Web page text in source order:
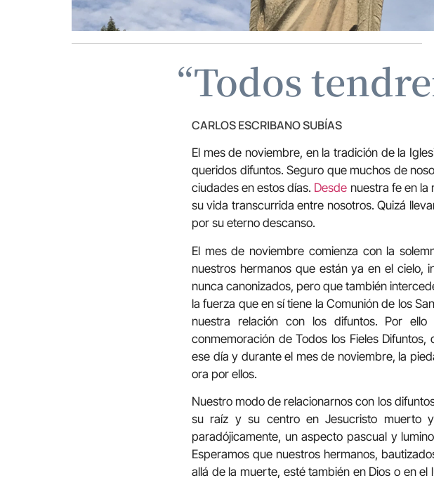
“Todos
CARLOS ESCRIBANO SUBÍAS
El mes de noviembre, en la tradición de la
queridos difuntos. Seguro que muchos de
ciudades en estos días. Desde nuestra fe en
su vida transcurrida entre nosotros. Quizá
por su eterno descanso.
El mes de noviembre comienza con la
nuestros hermanos que están ya en el cielo,
nunca canonizados, pero que también
la fuerza que en sí tiene la Comunión de los
nuestra relación con los difuntos. Por
conmemoración de Todos los Fieles
ese día y durante el mes de noviembre, la
ora por ellos.
Nuestro modo de relacionarnos con los
su raíz y su centro en Jesucristo muerto
paradójicamente, un aspecto pascual y
Esperamos que nuestros hermanos,
allá de la muerte, esté también en Dios o en